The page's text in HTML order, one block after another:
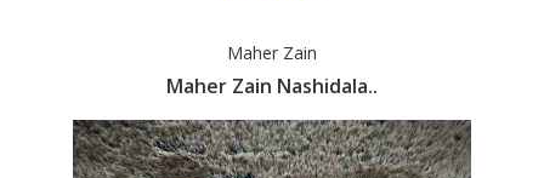
Maher Zain
Maher Zain Nashidala..